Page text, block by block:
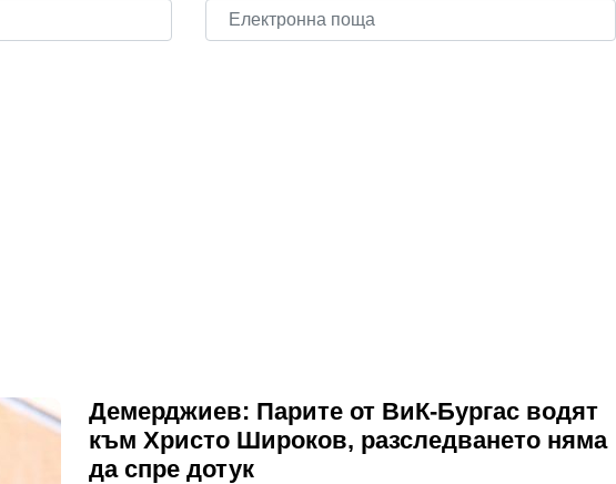
Демерджиев: Парите от ВиК-Бургас водят
към Христо Широков, разследването няма
да спре дотук